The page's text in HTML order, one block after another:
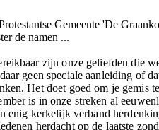
Gemeente 'De
de namen ...
zijn onze geliefden die
geen speciale aanleiding of
Het doet goed om je gemis
is in onze streken al
enig kerkelijk verband
herdacht op de laatste